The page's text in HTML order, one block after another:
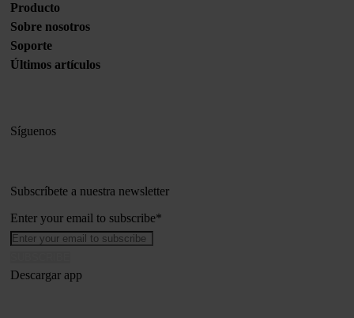
Producto
Sobre nosotros
Soporte
Últimos artículos
Síguenos
Subscríbete a nuestra newsletter
Enter your email to subscribe*
Descargar app